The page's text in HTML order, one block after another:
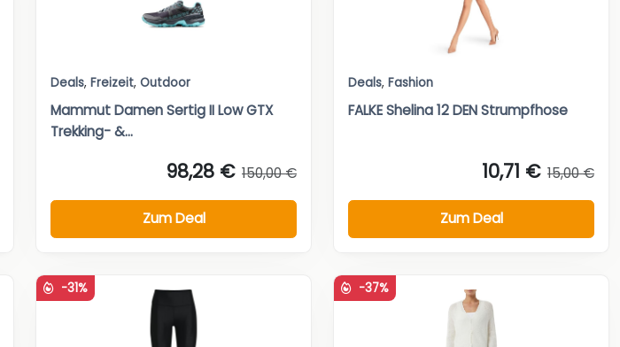
Deals, Freizeit, Outdoor
Mammut Damen Sertig II Low GTX
Trekking- &...
98,28 € 150,00 €
Zum Deal
Deals, Fashion
FALKE Shelina 12 DEN Strumpfhose
10,71 € 15,00 €
Zum Deal
-31% -37%